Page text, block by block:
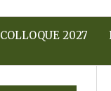
COLLOQUE 2027